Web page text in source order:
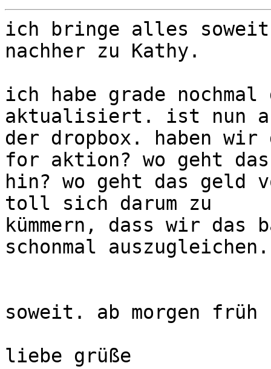
ich bringe alles
nachher zu Kathy.
ich habe grade
aktualisiert. ist nun
der dropbox. haben
for aktion? wo geht das
hin? wo geht das geld
toll sich darum zu
kümmern, dass wir das
schonmal
soweit. ab morgen
liebe grüße